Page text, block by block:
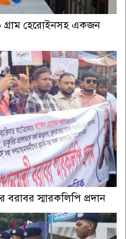
গ্রাম হেরোইনসহ একজন
বরাবর স্মারকলিপি প্রদান